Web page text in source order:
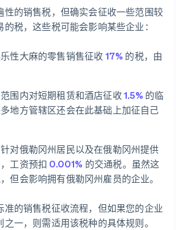
性的销售税，但确实会征收一些范围较
税，这些税可能会影响某些企业：
性大麻的零售销售征收 17% 的税，由
围内对短期租赁和酒店征收1.5% 的临
地方管辖区还会在此基础上加征自己
针对俄勒冈州居民以及在俄勒冈州提供
工资预扣 0.001% 的交通税。虽然这
但会影响拥有俄勒冈州雇员的企业。
准的销售税征收流程，但如果您的企业
一，则需适用该税种的具体规则。